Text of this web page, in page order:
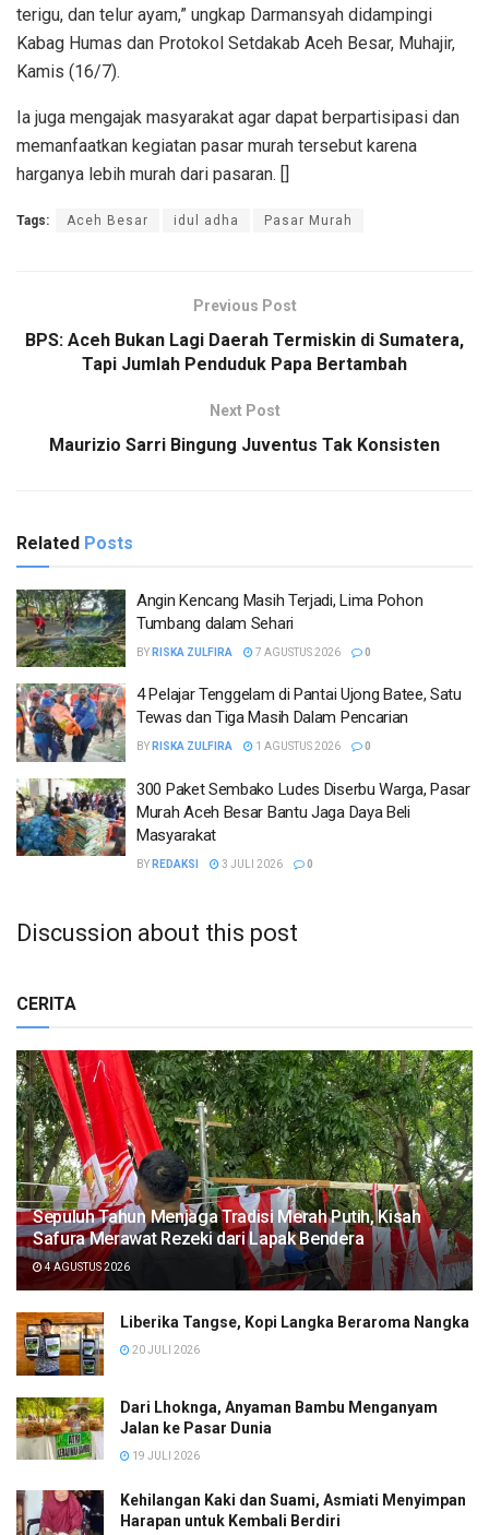
terigu, dan telur ayam,” ungkap Darmansyah didampingi
Kabag Humas dan Protokol Setdakab Aceh Besar, Muhajir,
Kamis (16/7).
Ia juga mengajak masyarakat agar dapat berpartisipasi dan
memanfaatkan kegiatan pasar murah tersebut karena
harganya lebih murah dari pasaran. []
Tags: Aceh Besar idul adha Pasar Murah
Previous Post
BPS: Aceh Bukan Lagi Daerah Termiskin di Sumatera,
Tapi Jumlah Penduduk Papa Bertambah
Next Post
Maurizio Sarri Bingung Juventus Tak Konsisten
Related Posts
Angin Kencang Masih Terjadi, Lima Pohon
Tumbang dalam Sehari
BY RISKA ZULFIRA 7 AGUSTUS 2026 0
4 Pelajar Tenggelam di Pantai Ujong Batee, Satu
Tewas dan Tiga Masih Dalam Pencarian
BY RISKA ZULFIRA 1 AGUSTUS 2026 0
300 Paket Sembako Ludes Diserbu Warga, Pasar
Murah Aceh Besar Bantu Jaga Daya Beli
Masyarakat
BY REDAKSI 3 JULI 2026 0
Discussion about this post
CERITA
Sepuluh Tahun Menjaga Tradisi Merah Putih, Kisah
Safura Merawat Rezeki dari Lapak Bendera
4 AGUSTUS 2026
Liberika Tangse, Kopi Langka Beraroma Nangka
20 JULI 2026
Dari Lhoknga, Anyaman Bambu Menganyam
Jalan ke Pasar Dunia
19 JULI 2026
Kehilangan Kaki dan Suami, Asmiati Menyimpan
Harapan untuk Kembali Berdiri